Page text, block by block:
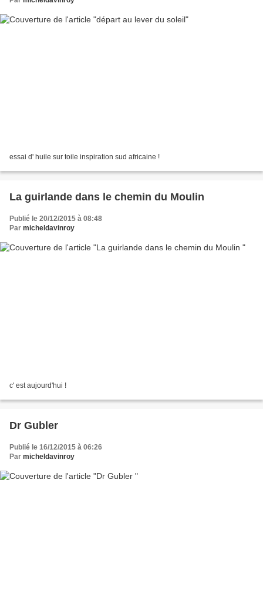
essai d' huile sur toile inspiration sud africaine !
La guirlande dans le chemin du Moulin
Publié le 20/12/2015 à 08:48
Par micheldavinroy
c' est aujourd'hui !
Dr Gubler
Publié le 16/12/2015 à 06:26
Par micheldavinroy